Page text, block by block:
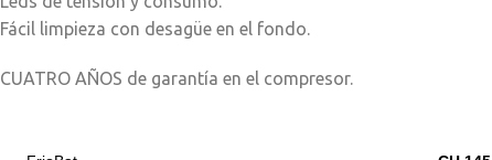
Fácil limpieza con desagüe en el fondo.
CUATRO AÑOS de garantía en el compresor.